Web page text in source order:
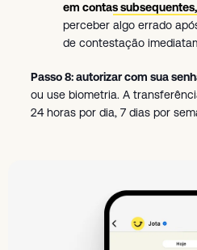
em contas subsequentes,
perceber algo errado
de contestação
Passo 8: autorizar com sua
ou use biometria. A
24 horas por dia, 7 dias por